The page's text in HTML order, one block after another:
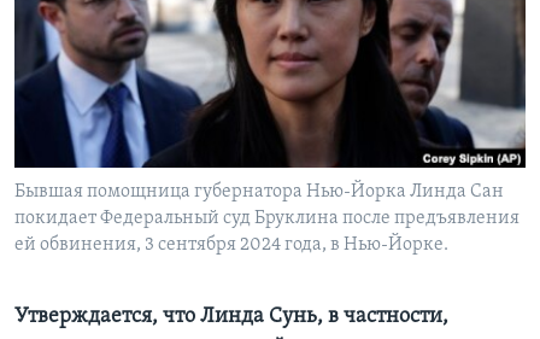
Learning English
СОЦИАЛЬНЫЕ СЕТИ
Языки
Бывшая помощница губернатора Нью-Йорка Линда Сан
покидает Федеральный суд Бруклина после предъявления
ей обвинения, 3 сентября 2024 года, в Нью-Йорке.
Утверждается, что Линда Сунь, в частности,